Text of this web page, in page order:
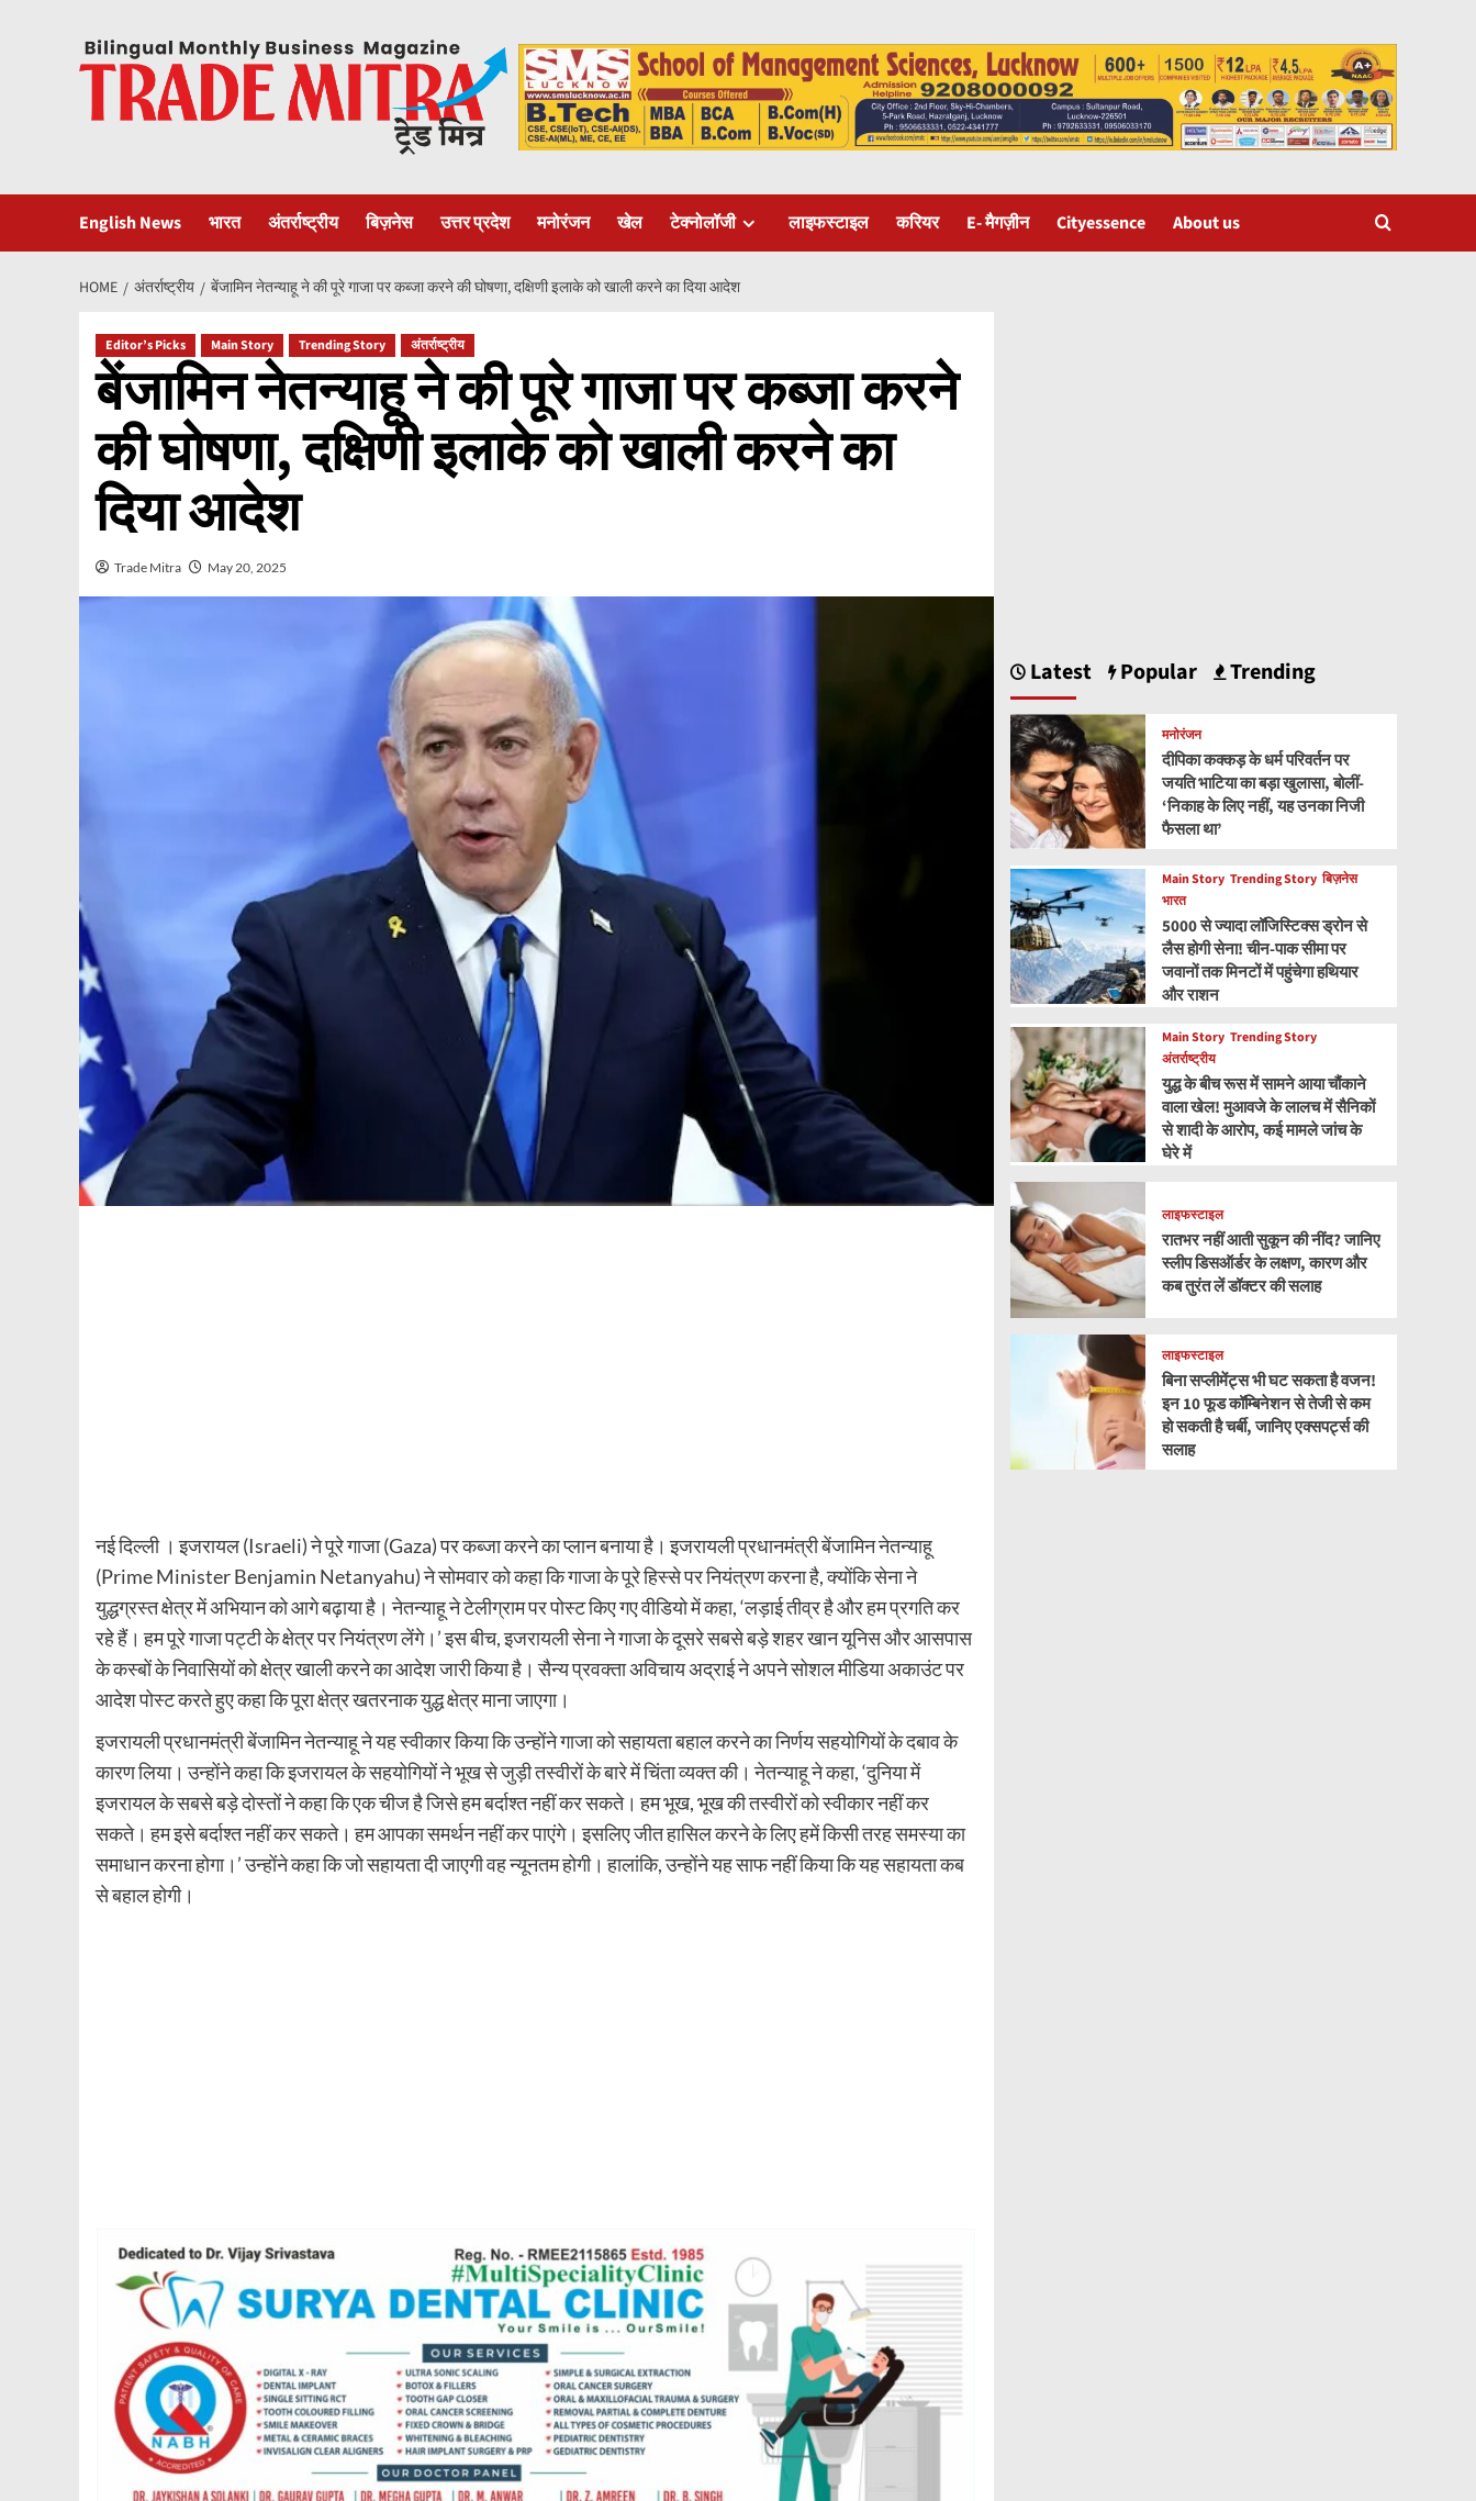
English News भारत अंतर्राष्ट्रीय बिज़नेस उत्तर प्रदेश मनोरंजन खेल टेक्नोलॉजी लाइफस्टाइल करियर E- मैगज़ीन Cityessence About us
HOME अंतर्राष्ट्रीय बेंजामिन नेतन्याहू ने की पूरे गाजा पर कब्जा करने की घोषणा, दक्षिणी इलाके को खाली करने का दिया आदेश
Editor’s Picks Main Story Trending Story अंतर्राष्ट्रीय
बेंजामिन नेतन्याहू ने की पूरे गाजा पर कब्जा करने
की घोषणा, दक्षिणी इलाके को खाली करने का
दिया आदेश
Trade Mitra May 20, 2025
नई दिल्‍ली । इजरायल (Israeli) ने पूरे गाजा (Gaza) पर कब्जा करने का प्लान बनाया है। इजरायली प्रधानमंत्री बेंजामिन नेतन्याहू
(Prime Minister Benjamin Netanyahu) ने सोमवार को कहा कि गाजा के पूरे हिस्से पर नियंत्रण करना है, क्योंकि सेना ने
युद्धग्रस्त क्षेत्र में अभियान को आगे बढ़ाया है। नेतन्याहू ने टेलीग्राम पर पोस्ट किए गए वीडियो में कहा, ‘लड़ाई तीव्र है और हम प्रगति कर
रहे हैं। हम पूरे गाजा पट्टी के क्षेत्र पर नियंत्रण लेंगे।’ इस बीच, इजरायली सेना ने गाजा के दूसरे सबसे बड़े शहर खान यूनिस और आसपास
के कस्बों के निवासियों को क्षेत्र खाली करने का आदेश जारी किया है। सैन्य प्रवक्ता अविचाय अद्राई ने अपने सोशल मीडिया अकाउंट पर
आदेश पोस्ट करते हुए कहा कि पूरा क्षेत्र खतरनाक युद्ध क्षेत्र माना जाएगा।
इजरायली प्रधानमंत्री बेंजामिन नेतन्याहू ने यह स्वीकार किया कि उन्होंने गाजा को सहायता बहाल करने का निर्णय सहयोगियों के दबाव के
कारण लिया। उन्होंने कहा कि इजरायल के सहयोगियों ने भूख से जुड़ी तस्वीरों के बारे में चिंता व्यक्त की। नेतन्याहू ने कहा, ‘दुनिया में
इजरायल के सबसे बड़े दोस्तों ने कहा कि एक चीज है जिसे हम बर्दाश्त नहीं कर सकते। हम भूख, भूख की तस्वीरों को स्वीकार नहीं कर
सकते। हम इसे बर्दाश्त नहीं कर सकते। हम आपका समर्थन नहीं कर पाएंगे। इसलिए जीत हासिल करने के लिए हमें किसी तरह समस्या का
समाधान करना होगा।’ उन्होंने कहा कि जो सहायता दी जाएगी वह न्यूनतम होगी। हालांकि, उन्होंने यह साफ नहीं किया कि यह सहायता कब
से बहाल होगी।
Latest Popular Trending
मनोरंजन
दीपिका कक्कड़ के धर्म परिवर्तन पर
जयति भाटिया का बड़ा खुलासा, बोलीं-
‘निकाह के लिए नहीं, यह उनका निजी
फैसला था’
Main Story Trending Story बिज़नेस
भारत
5000 से ज्यादा लॉजिस्टिक्स ड्रोन से
लैस होगी सेना! चीन-पाक सीमा पर
जवानों तक मिनटों में पहुंचेगा हथियार
और राशन
Main Story Trending Story
अंतर्राष्ट्रीय
युद्ध के बीच रूस में सामने आया चौंकाने
वाला खेल! मुआवजे के लालच में सैनिकों
से शादी के आरोप, कई मामले जांच के
घेरे में
लाइफस्टाइल
रातभर नहीं आती सुकून की नींद? जानिए
स्लीप डिसऑर्डर के लक्षण, कारण और
कब तुरंत लें डॉक्टर की सलाह
लाइफस्टाइल
बिना सप्लीमेंट्स भी घट सकता है वजन!
इन 10 फूड कॉम्बिनेशन से तेजी से कम
हो सकती है चर्बी, जानिए एक्सपर्ट्स की
सलाह